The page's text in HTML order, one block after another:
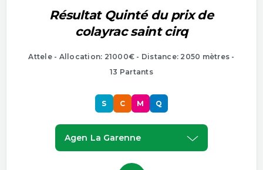
Résultat Quinté du prix de
colayrac saint cirq
Attele - Allocation: 21000€ - Distance: 2050 mètres -
13 Partants
S C M Q
Agen La Garenne